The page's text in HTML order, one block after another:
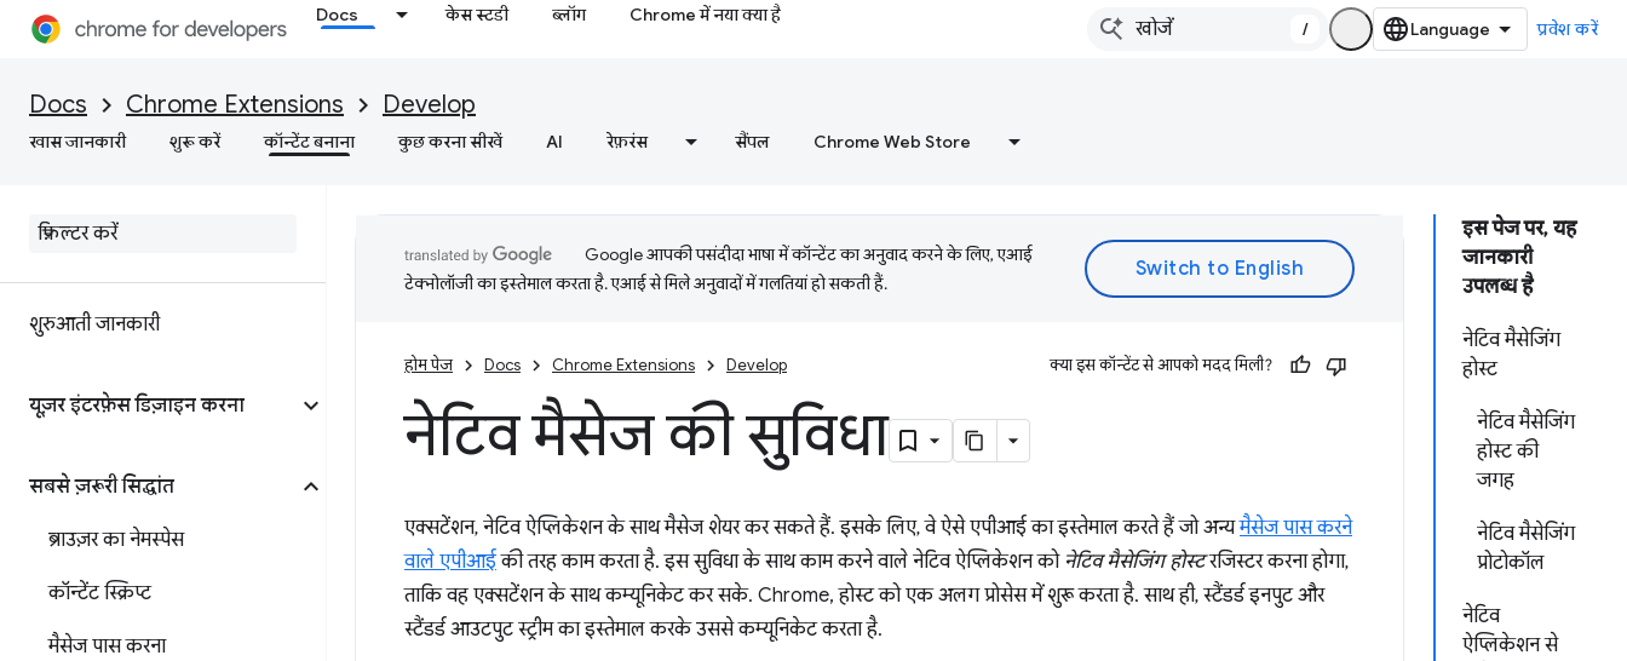
Docs केस स्टडी ब्लॉग Chrome में नया क्या है
/ प्रवेश करें
Docs Chrome Extensions Develop
खास जानकारी शुरू करें कॉन्टेंट बनाना कुछ करना सीखें AI रेफ़रंस सैंपल Chrome Web Store
शुरुआती जानकारी
यूज़र इंटरफ़ेस डिज़ाइन करना
सबसे ज़रूरी सिद्धांत
ब्राउज़र का नेमस्पेस
कॉन्टेंट स्क्रिप्ट
मैसेज पास करना
इस पेज पर, यह
जानकारी
उपलब्ध है
नेटिव मैसेजिंग
होस्ट
नेटिव मैसेजिंग
होस्ट की
जगह
नेटिव मैसेजिंग
प्रोटोकॉल
नेटिव
ऐप्लिकेशन से
Google आपकी पसंदीदा भाषा में कॉन्टेंट का अनुवाद करने के लिए, एआई
टेक्नोलॉजी का इस्तेमाल करता है. एआई से मिले अनुवादों में गलतियां हो सकती हैं.
होम पेज Docs Chrome Extensions Develop क्या इस कॉन्टेंट से आपको मदद मिली?
नेटिव मैसेज की सुविधा
एक्सटेंशन, नेटिव ऐप्लिकेशन के साथ मैसेज शेयर कर सकते हैं. इसके लिए, वे ऐसे एपीआई का इस्तेमाल करते हैं जो अन्यमैसेज पास करने
वाले एपीआईकी तरह काम करता है. इस सुविधा के साथ काम करने वाले नेटिव ऐप्लिकेशन को नेटिव मैसेजिंग होस्टरजिस्टर करना होगा,
ताकि वह एक्सटेंशन के साथ कम्यूनिकेट कर सके. Chrome, होस्ट को एक अलग प्रोसेस में शुरू करता है. साथ ही, स्टैंडर्ड इनपुट और
स्टैंडर्ड आउटपुट स्ट्रीम का इस्तेमाल करके उससे कम्यूनिकेट करता है.